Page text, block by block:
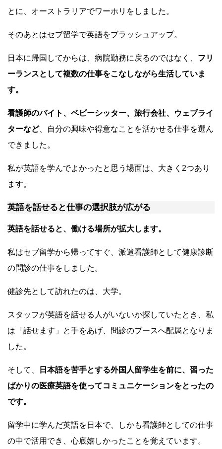
とに、オーストラリアでワーホリをしました。
そのあとはセブ留学で英語をブラッシュアップ。
日本に帰国してからは、病院勤務に戻るのではなく、 フリ
ーランスとして複数の仕事をこなしながら生活していま
す。
看護師のバイト、ベビーシッター、旅行会社、ウェブライ
ターなど、自分の興味や得意なことを活かせる仕事を選ん
できました。
私が英語を学んでよかったと思う場面は、大きく2つあり
ます。
英語を話せると仕事の選択肢が広がる
英語を話せると、働ける場所が拡大します。
私はセブ留学から帰ってすぐ、派遣看護師として健康診断
の問診の仕事をしました。
健診先として訪れたのは、大学。
スタッフが英語を話せる人がいないか探していたとき、私
は「話せます」と手をあげ、問診のブースへ配属となりま
した。
そして、
日本語を苦手とする外国人留学生を前に、習った
ばかりの医療英語を使ってコミュニケーションをとったの
です。
留学中に学んだ英語を日本で、しかも看護師としての仕事
の中で活用でき、心底嬉しかったことを覚えています。